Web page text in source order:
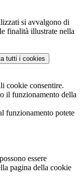
si avvalgono di
finalità illustrate nella
tutti i cookies
cookie consentire.
il funzionamento della
funzionamento potete
essere
pagina della cookie